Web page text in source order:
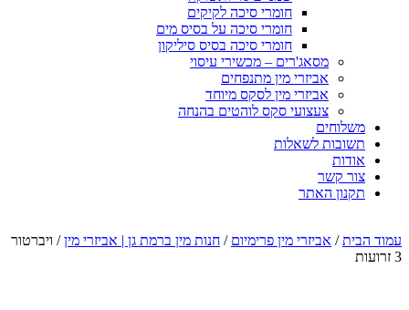
חומרי סיכה לקיקים
חומרי סיכה על בסיס מים
חומרי סיכה בסיס סיליקון
מסאג'רים – מכשירי עיסוי
אביזרי מין מתנפחים
אביזרי מין לסקס מיוחד
צעצועי סקס לוהטים בהנחה
משלוחים
תשובות לשאלות
אודות
צור קשר
תקנון האתר
עמוד הבית/ אביזרי מין פרימיום / חנות מין ברמת גן | אביזרי מין/ ויברטור
3 זרועות